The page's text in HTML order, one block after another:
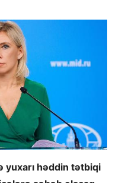
yuxarı həddin tətbiqi